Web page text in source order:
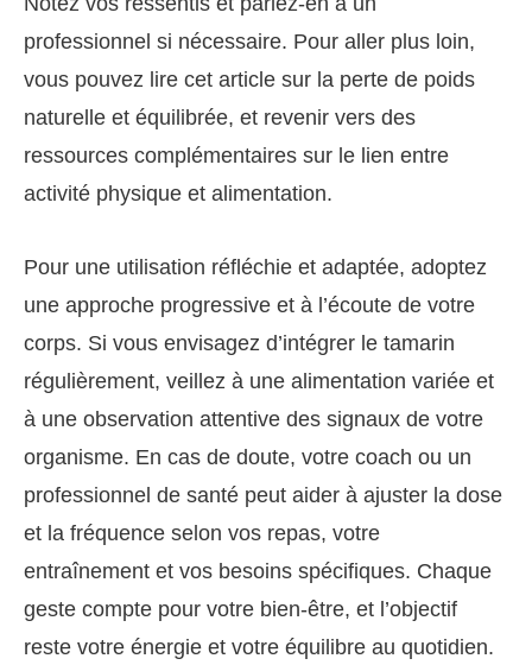
professionnel si nécessaire. Pour aller plus loin,
vous pouvez lire cet article sur la perte de poids
naturelle et équilibrée, et revenir vers des
ressources complémentaires sur le lien entre
activité physique et alimentation.
Pour une utilisation réfléchie et adaptée, adoptez
une approche progressive et à l’écoute de votre
corps. Si vous envisagez d’intégrer le tamarin
régulièrement, veillez à une alimentation variée et
à une observation attentive des signaux de votre
organisme. En cas de doute, votre coach ou un
professionnel de santé peut aider à ajuster la dose
et la fréquence selon vos repas, votre
entraînement et vos besoins spécifiques. Chaque
geste compte pour votre bien-être, et l’objectif
reste votre énergie et votre équilibre au quotidien.